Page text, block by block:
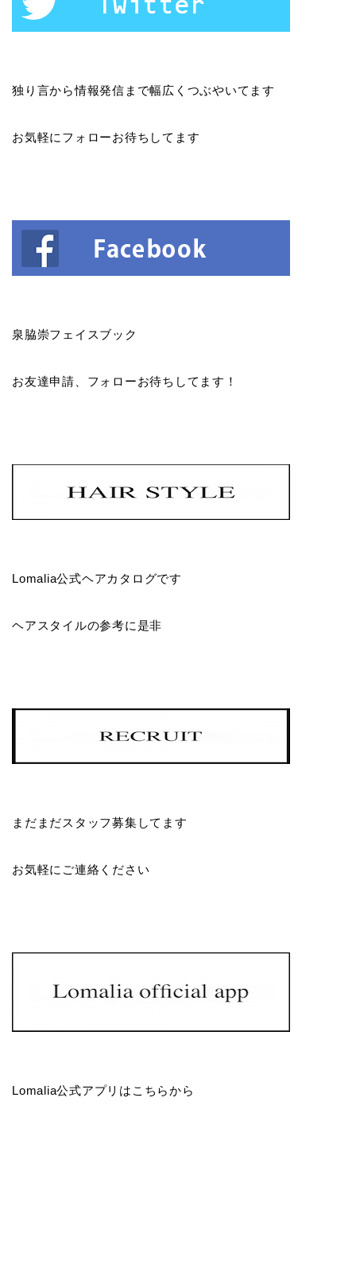
独り言から情報発信まで幅広くつぶやいてます
お気軽にフォローお待ちしてます
泉脇崇フェイスブック
お友達申請、フォローお待ちしてます！
Lomalia公式ヘアカタログです
ヘアスタイルの参考に是非
まだまだスタッフ募集してます
お気軽にご連絡ください
Lomalia公式アプリはこちらから